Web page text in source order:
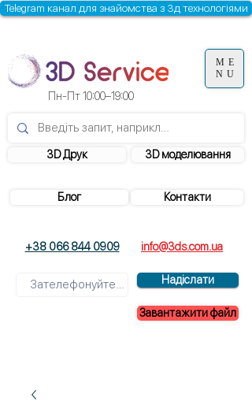
3D моделювання
Контакти
3D Друк
+38 066 844 0909 info@3ds.com.ua
Надіслати
Завантажити файл
Блог
Пн-Пт 10:00–19:00
Telegram канал для знайомства з 3д технологіями
ME
NU